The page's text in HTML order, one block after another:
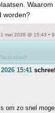
worden?
mei 2026 @ 15:43 •
Tacticalized!
15:41
om zo snel